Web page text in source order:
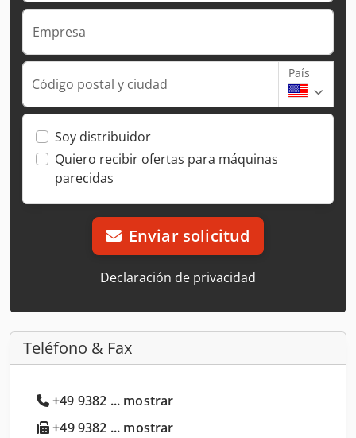
Empresa
Código postal y ciudad
País
Soy distribuidor
Quiero recibir ofertas para máquinas
parecidas
Enviar solicitud
Declaración de privacidad
Teléfono & Fax
+49 9382 ... mostrar
+49 9382 ... mostrar